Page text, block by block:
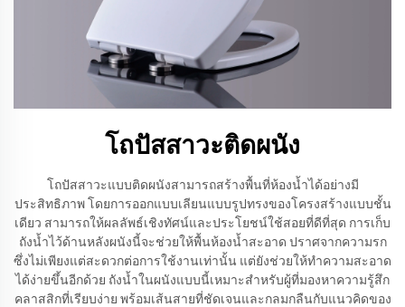
โถปัสสาวะติดผนัง
โถปัสสาวะแบบติดผนังสามารถสร้างพื้นที่ห้องน้ำได้อย่างมี
ประสิทธิภาพ โดยการออกแบบเลียนแบบรูปทรงของโครงสร้างแบบชั้น
เดียว สามารถให้ผลลัพธ์เชิงทัศน์และประโยชน์ใช้สอยที่ดีที่สุด การเก็บ
ถังน้ำไว้ด้านหลังผนังนี้จะช่วยให้พื้นห้องน้ำสะอาด ปราศจากความรก
ซึ่งไม่เพียงแต่สะดวกต่อการใช้งานเท่านั้น แต่ยังช่วยให้ทำความสะอาด
ได้ง่ายขึ้นอีกด้วย ถังน้ำในผนังแบบนี้เหมาะสำหรับผู้ที่มองหาความรู้สึก
คลาสสิกที่เรียบง่าย พร้อมเส้นสายที่ชัดเจนและกลมกลืนกับแนวคิดของ